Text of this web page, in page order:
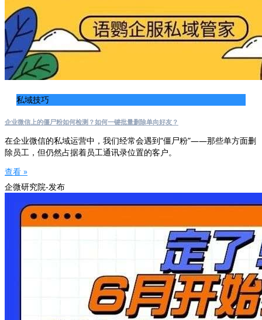
私域技巧
企业微信上的僵尸粉如何检测？如何一键批量删除单向好友？
在企业微信的私域运营中，我们经常会遇到“僵尸粉”——那些单方面删
除员工，但仍然占据着员工通讯录位置的客户。
查看 »
企微研究院-发布